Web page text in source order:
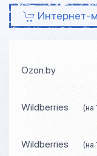
Интернет-
Ozon.by
Wildberries (на
Wildberries (на